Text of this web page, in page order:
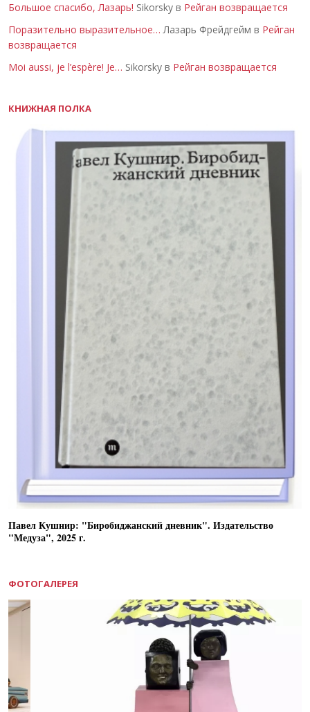
Большое спасибо, Лазарь! Sikorsky в Рейган возвращается
Поразительно выразительное… Лазарь Фрейдгейм в Рейган
возвращается
Moi aussi, je l’espère! Je… Sikorsky в Рейган возвращается
КНИЖНАЯ ПОЛКА
Павел Кушнир: "Биробиджанский дневник". Издательство
"Медуза", 2025 г.
ФОТОГАЛЕРЕЯ